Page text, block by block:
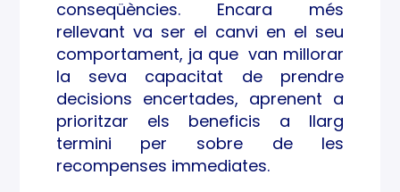
conseqüències. Encara més
rellevant va ser el canvi en el seu
comportament, ja que van millorar
la seva capacitat de prendre
decisions encertades, aprenent a
prioritzar els beneficis a llarg
termini per sobre de les
recompenses immediates.